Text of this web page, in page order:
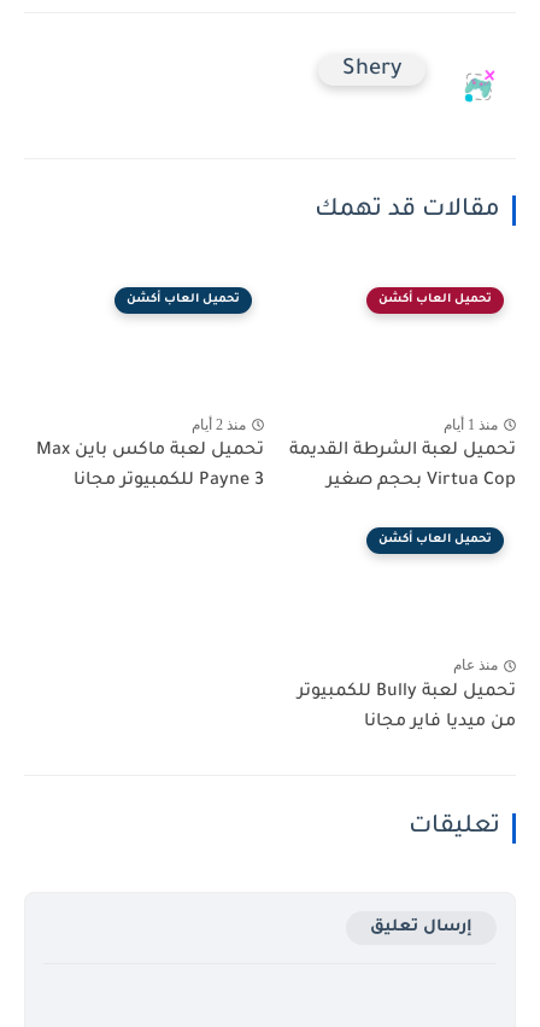
Shery
مقالات قد تهمك
تحميل العاب أكشن
منذ 1 أيام
تحميل لعبة الشرطة القديمة
Virtua Cop بحجم صغير
تحميل العاب أكشن
منذ 2 أيام
تحميل لعبة ماكس باين Max
Payne 3 للكمبيوتر مجانا
تحميل العاب أكشن
منذ عام
تحميل لعبة Bully للكمبيوتر
من ميديا فاير مجانا
تعليقات
إرسال تعليق